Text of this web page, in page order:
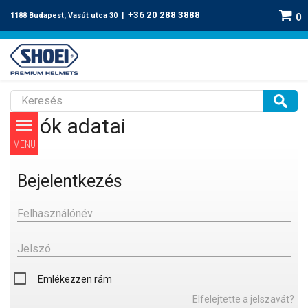
1188 Budapest, Vasút utca 30 | +36 20 288 3888 0
A fiók adatai
Bejelentkezés
Felhasználónév
Jelszó
Emlékezzen rám
Elfelejtette a jelszavát?